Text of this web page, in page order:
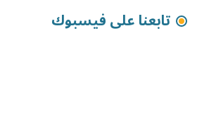
تابعنا على فيسبوك